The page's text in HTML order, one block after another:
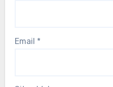
Email *